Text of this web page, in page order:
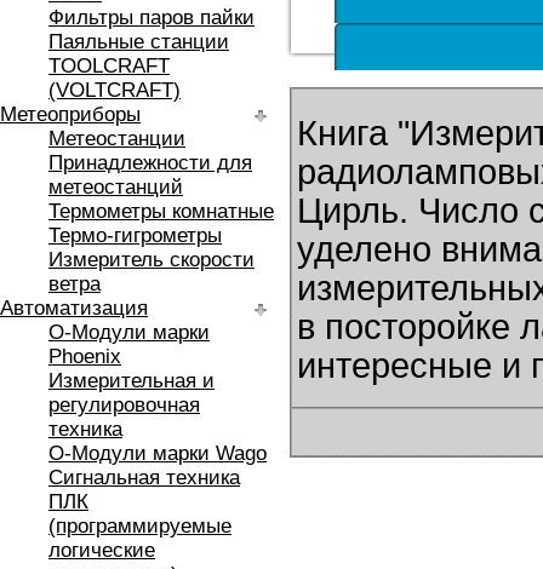
Фильтры паров пайки
Паяльные станции
TOOLCRAFT
(VOLTCRAFT)
Метеоприборы
Метеостанции
Принадлежности для
метеостанций
Термометры комнатные
Термо-гигрометры
Измеритель скорости
ветра
Автоматизация
O-Модули марки
Phoenix
Измерительная и
регулировочная
техника
O-Модули марки Wago
Сигнальная техника
ПЛК
(программируемые
логические
Книга
Цирль. Число
уделено
в посторойке
интересные и